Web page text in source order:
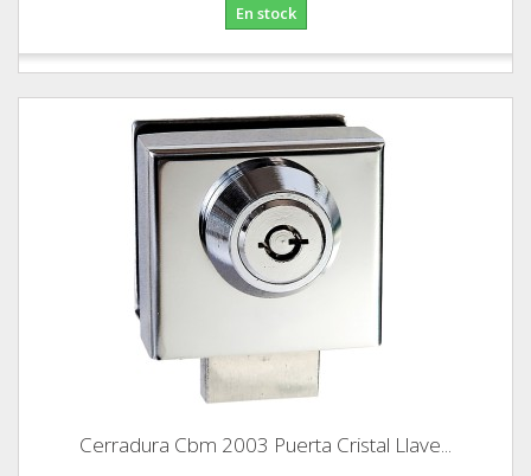
En stock
Cerradura Cbm 2003 Puerta Cristal Llave...